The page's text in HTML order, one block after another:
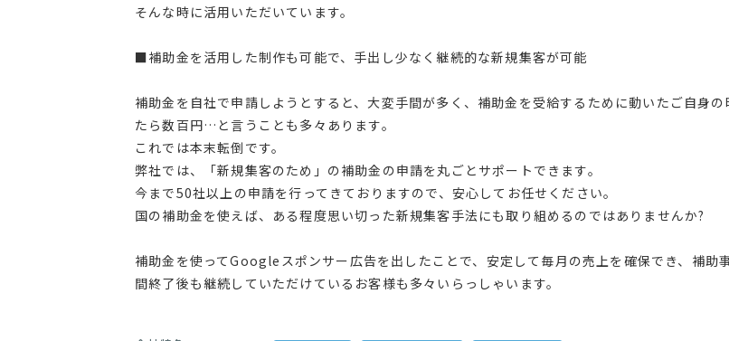
そんな時に活用いただいています。
■補助金を活用した制作も可能で、手出し少なく継続的な新規集客が可能
補助金を自社で申請しようとすると、大変手間が多く、補助金を受給するために動いたご自身の
たら数百円…と言うことも多々あります。
これでは本末転倒です。
弊社では、「新規集客のため」の補助金の申請を丸ごとサポートできます。
今まで50社以上の申請を行ってきておりますので、安心してお任せください。
国の補助金を使えば、ある程度思い切った新規集客手法にも取り組めるのではありませんか?
補助金を使ってGoogleスポンサー広告を出したことで、安定して毎月の売上を確保でき、補助
間終了後も継続していただけているお客様も多々いらっしゃいます。